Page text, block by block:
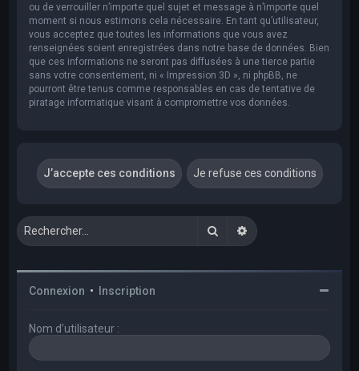
ou de verrouiller n’importe quel sujet et message à n’importe quel
moment si nous estimons cela nécessaire. En tant qu’utilisateur,
vous acceptez que toutes les informations que vous avez
renseignées soient enregistrées dans notre base de données. Bien
que ces informations ne seront pas diffusées à une tierce partie
sans votre consentement, ni « Impression 3D », ni phpBB, ne
pourront être tenus comme responsables en cas de tentative de
piratage informatique visant à compromettre vos données.
RechercherRecherche avancée
Connexion • Inscription
Nom d’utilisateur :